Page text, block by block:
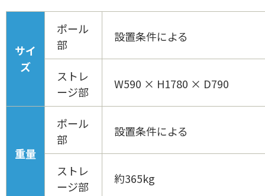
サイ
ズ
ポール
部
設置条件による
ストレ
ージ部
W590 × H1780 × D790
重量
ポール
部
設置条件による
ストレ
ージ部
約365kg